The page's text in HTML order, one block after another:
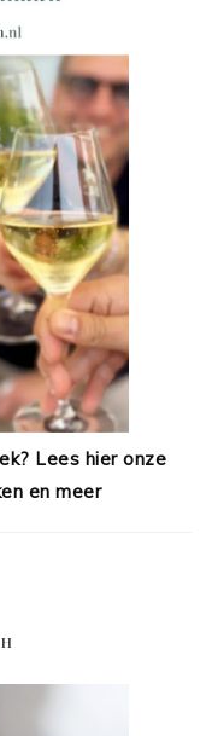
Lees hier onze
en meer